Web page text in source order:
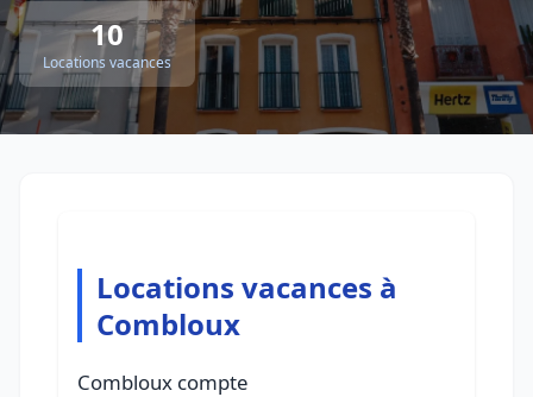
10
Locations vacances
Locations vacances à
Combloux
Combloux compte